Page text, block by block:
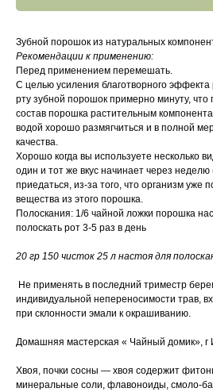
Зубной порошок из натуральных
Рекомендации к применению:
Перед применением перемешать.
С целью усиления благотворного
рту зубной порошок примерно минуту,
состав порошка растительным
водой хорошо размягчиться и в полной
качества.
Хорошо когда вы используете несколько
один и тот же вкус начинает через
приедаться, из-за того, что организм уже
вещества из этого порошка.
Полоскания: 1/6 чайной ложки порошка
полоскать рот 3-5 раз в день
20 гр 150 чисток 25 л настоя для
Не применять в последний триместр
индивидуальной непереносимости трав,
при склонности эмали к окрашиванию.
Домашняя мастерская « Чайный домик», г
Хвоя, почки сосны — хвоя содержит
минеральные соли, флавоноиды, смоло-